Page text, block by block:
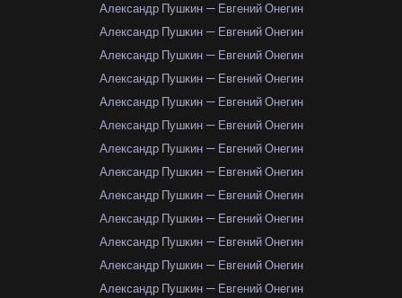
Александр Пушкин — Евгений Онегин
Александр Пушкин — Евгений Онегин
Александр Пушкин — Евгений Онегин
Александр Пушкин — Евгений Онегин
Александр Пушкин — Евгений Онегин
Александр Пушкин — Евгений Онегин
Александр Пушкин — Евгений Онегин
Александр Пушкин — Евгений Онегин
Александр Пушкин — Евгений Онегин
Александр Пушкин — Евгений Онегин
Александр Пушкин — Евгений Онегин
Александр Пушкин — Евгений Онегин
Александр Пушкин — Евгений Онегин